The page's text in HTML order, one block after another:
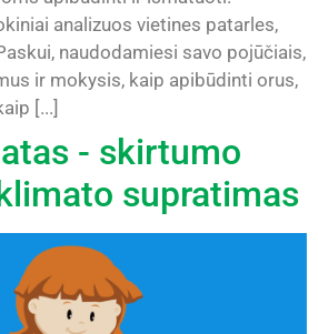
analizuos vietines patarles,
naudodamiesi savo pojūčiais,
ir mokysis, kaip apibūdinti orus,
[...]
- skirtumo
supratimas